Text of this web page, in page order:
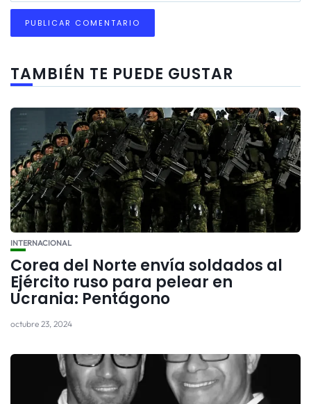
TAMBIÉN TE PUEDE GUSTAR
INTERNACIONAL
Corea del Norte envía soldados al
Ejército ruso para pelear en
Ucrania: Pentágono
octubre 23, 2024